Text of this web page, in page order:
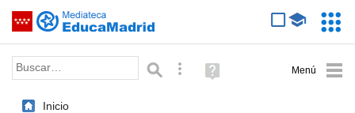
Saltar navegación
Palabra o frase: Búsqueda avanzada
Ayuda
(en
Inicio